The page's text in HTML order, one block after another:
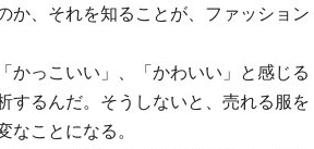
か、それを知ることが、ファッション
かっこいい」、「かわいい」と感じる
するんだ。そうしないと、売れる服を
なことになる。